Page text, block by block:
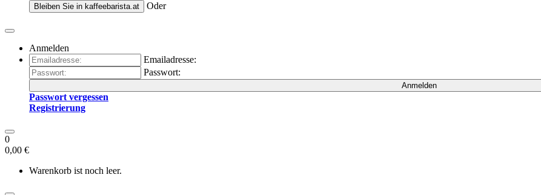
Bleiben Sie in kaffeebarista.at Oder
Anmelden
Emailadresse:
Passwort:
Anmelden
Passwort vergessen
Registrierung
0
0,00 €
Warenkorb ist noch leer.